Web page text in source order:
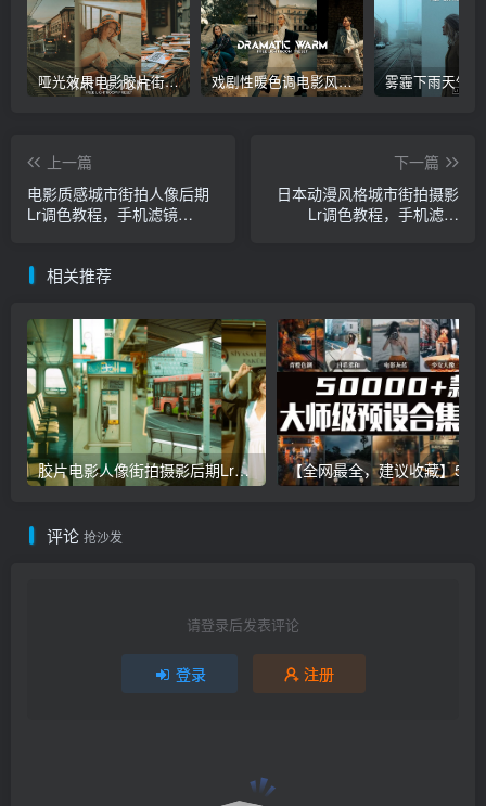
哑光效果电影胶片街拍人像Lr调色，手机滤镜PS+Lightroom预设下载！ 戏剧性暖色调电影风格人像自拍Lr调色教程，手机滤镜PS+Lightroom预设下载！
上一篇
电影质感城市街拍人像后期
Lr调色教程，手机滤镜
下一篇
日本动漫风格城市街拍摄影
Lr调色教程，手机滤镜
相关推荐
胶片电影人像街拍摄影后期Lr调色教程，手机滤镜PS+Lightroom预设下载！
评论 抢沙发
请登录后发表评论
登录 注册